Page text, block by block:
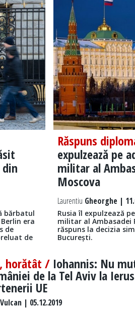
bărbatul
era
de
de
Răspuns
expulzează pe
militar al
Moscova
Laurentiu Gheorghe |
Rusia îl expulzează
militar al Ambasadei
răspuns la decizia
București.
horătât / Iohannis: Nu
de la Tel Aviv la
UE
Vulcan | 05.12.2019